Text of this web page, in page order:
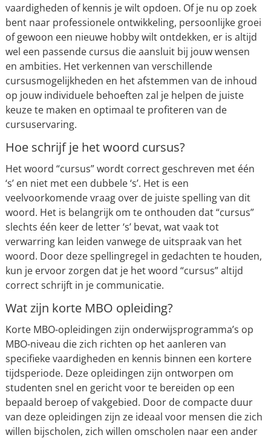
vaardigheden of kennis je wilt opdoen. Of je nu op zoek
bent naar professionele ontwikkeling, persoonlijke groei
of gewoon een nieuwe hobby wilt ontdekken, er is altijd
wel een passende cursus die aansluit bij jouw wensen
en ambities. Het verkennen van verschillende
cursusmogelijkheden en het afstemmen van de inhoud
op jouw individuele behoeften zal je helpen de juiste
keuze te maken en optimaal te profiteren van de
cursuservaring.
Hoe schrijf je het woord cursus?
Het woord “cursus” wordt correct geschreven met één
‘s’ en niet met een dubbele ‘s’. Het is een
veelvoorkomende vraag over de juiste spelling van dit
woord. Het is belangrijk om te onthouden dat “cursus”
slechts één keer de letter ‘s’ bevat, wat vaak tot
verwarring kan leiden vanwege de uitspraak van het
woord. Door deze spellingregel in gedachten te houden,
kun je ervoor zorgen dat je het woord “cursus” altijd
correct schrijft in je communicatie.
Wat zijn korte MBO opleiding?
Korte MBO-opleidingen zijn onderwijsprogramma’s op
MBO-niveau die zich richten op het aanleren van
specifieke vaardigheden en kennis binnen een kortere
tijdsperiode. Deze opleidingen zijn ontworpen om
studenten snel en gericht voor te bereiden op een
bepaald beroep of vakgebied. Door de compacte duur
van deze opleidingen zijn ze ideaal voor mensen die zich
willen bijscholen, zich willen omscholen naar een ander